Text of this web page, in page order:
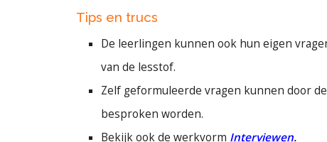
Tips en trucs
De leerlingen kunnen ook hun eigen
van de lesstof.
Zelf geformuleerde vragen kunnen door
besproken worden.
Bekijk ook de werkvorm Interviewen.